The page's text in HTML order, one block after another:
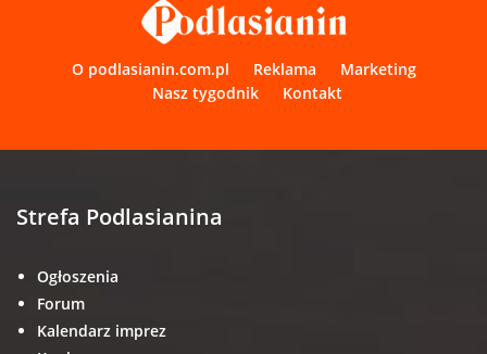
O podlasianin.com.pl Reklama
Marketing
Nasz tygodnik
Kontakt
Strefa Podlasianina
Ogłoszenia
Forum
Kalendarz imprez